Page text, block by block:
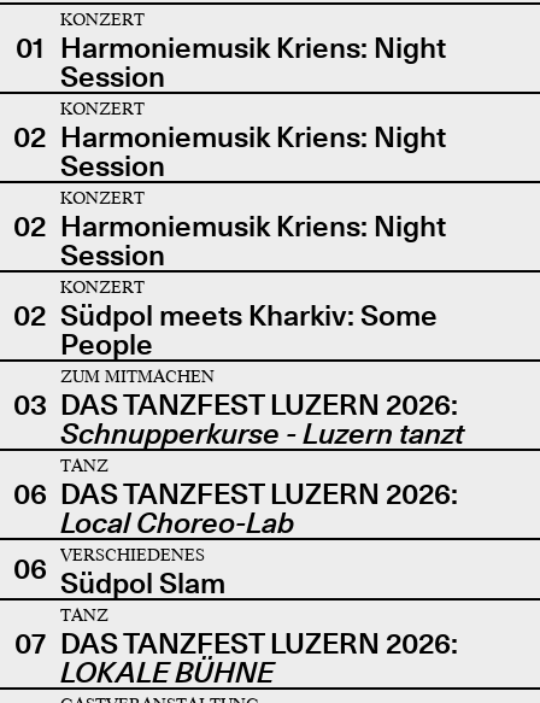
01
KONZERT
Harmoniemusik Kriens: Night
Session
02
KONZERT
Harmoniemusik Kriens: Night
Session
02
KONZERT
Harmoniemusik Kriens: Night
Session
02
KONZERT
Südpol meets Kharkiv: Some
People
03
ZUM MITMACHEN
DAS TANZFEST LUZERN 2026:
Schnupperkurse - Luzern tanzt
06
TANZ
DAS TANZFEST LUZERN 2026:
Local Choreo-Lab
06
VERSCHIEDENES
Südpol Slam
07
TANZ
DAS TANZFEST LUZERN 2026:
LOKALE BÜHNE